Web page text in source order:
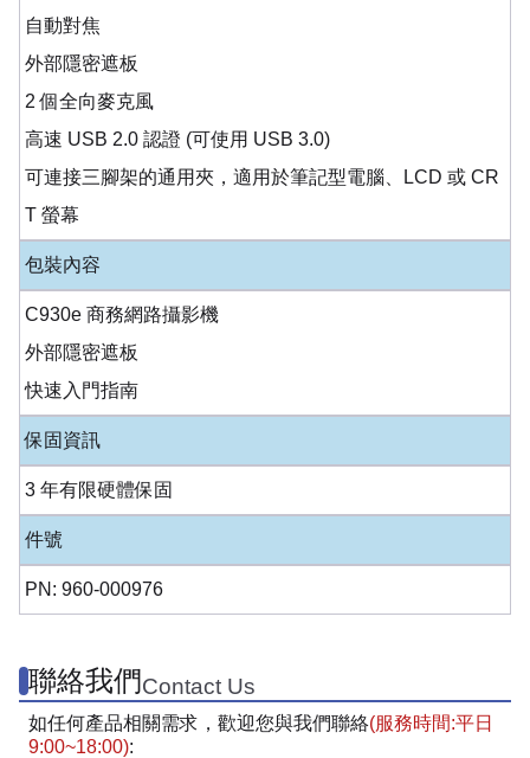
自動對焦
外部隱密遮板
2 個全向麥克風
高速 USB 2.0 認證 (可使用 USB 3.0)
可連接三腳架的通用夾，適用於筆記型電腦、LCD 或 CR
T 螢幕
包裝內容
C930e 商務網路攝影機
外部隱密遮板
快速入門指南
保固資訊
3 年有限硬體保固
件號
PN: 960-000976
聯絡我們Contact Us
如任何產品相關需求，歡迎您與我們聯絡(服務時間:平日
9:00~18:00):